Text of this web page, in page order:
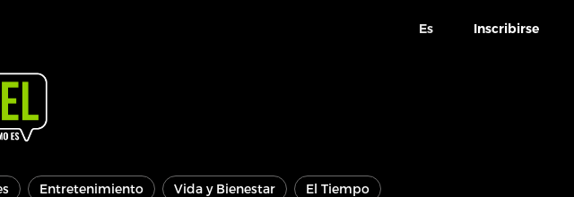
Es Inscribirse
Entretenimiento Vida y Bienestar El Tiempo